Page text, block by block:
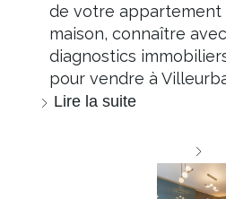
de votre appartement
maison, connaître
diagnostics
pour vendre à
Lire la suite